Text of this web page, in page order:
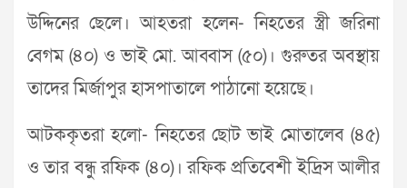
উদ্দিনের ছেলে। আহতরা হলেন- নিহতের স্ত্রী জরিনা
বেগম (৪০) ও ভাই মো. আব্বাস (৫০)। গুরুতর অবস্থায়
তাদের মির্জাপুর হাসপাতালে পাঠানো হয়েছে।
আটককৃতরা হলো- নিহতের ছোট ভাই মোতালেব (৪৫)
ও তার বন্ধু রফিক (৪০)। রফিক প্রতিবেশী ইদ্রিস আলীর